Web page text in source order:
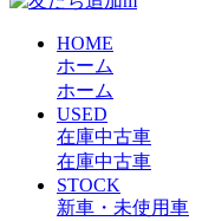
HOME
ホーム
ホーム
USED
在庫中古車
在庫中古車
STOCK
新車・未使用車